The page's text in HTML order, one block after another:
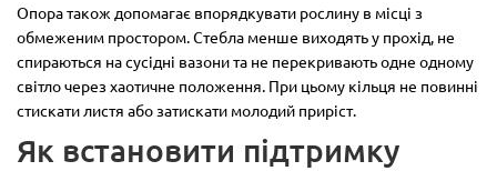
Опора також допомагає впорядкувати рослину в місці з
обмеженим простором. Стебла менше виходять у прохід, не
спираються на сусідні вазони та не перекривають одне одному
світло через хаотичне положення. При цьому кільця не повинні
стискати листя або затискати молодий приріст.
Як встановити підтримку